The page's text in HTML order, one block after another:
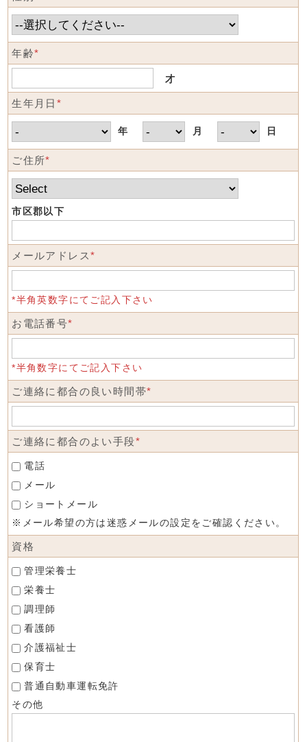
年齢*
才
生年月日 *
年 月 日
ご住所*
市区郡以下
メールアドレス*
*半角英数字にてご記入下さい
お電話番号*
*半角数字にてご記入下さい
ご連絡に都合の良い時間帯*
ご連絡に都合のよい手段*
電話
メール
ショートメール
※メール希望の方は迷惑メールの設定をご確認ください。
資格
管理栄養士
栄養士
調理師
看護師
介護福祉士
保育士
普通自動車運転免許
その他